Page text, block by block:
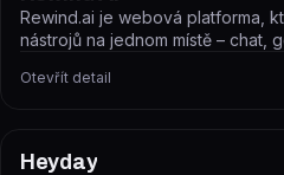
Rewind.ai je webová platforma,
nástrojů na jednom místě – chat,
Otevřít detail
Heyday